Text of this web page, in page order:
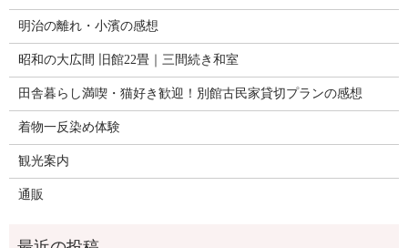
明治の離れ・小濱の感想
昭和の大広間 旧館22畳｜三間続き和室
田舎暮らし満喫・猫好き歓迎！別館古民家貸切プランの感想
着物一反染め体験
観光案内
通販